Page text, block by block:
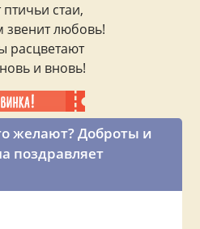
желают? Доброты и
поздравляет
стаи,
звенит любовь!
расцветают
и вновь!